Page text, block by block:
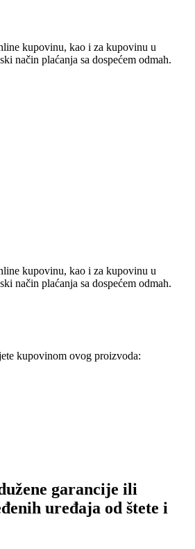
kupovinu, kao i za kupovinu u
način plaćanja sa dospećem odmah.
kupovinu, kao i za kupovinu u
način plaćanja sa dospećem odmah.
kupovinom ovog proizvoda:
garancije ili
uređaja od štete i